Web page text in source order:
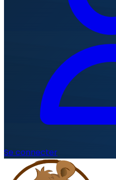
Se connecter